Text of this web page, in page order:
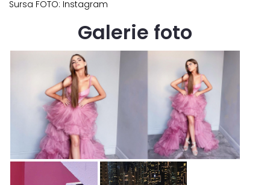
Sursa FOTO: Instagram
Galerie foto